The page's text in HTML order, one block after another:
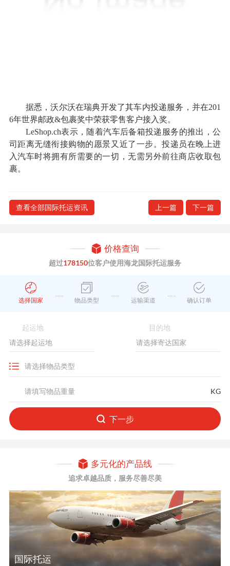
据悉，沃尔沃在瑞典开发了其车内投递服务，并在201
6年世界邮政&包裹奖中荣获零售客户接入奖。
LeShop.ch表示，随着汽车后备箱投递服务的推出，公
司距离无缝衔接购物的愿景又近了一步。投递员在晚上进
入汽车时将拥有所需要的一切，无需另外前往商店收取包
裹。
查看全部国际托运资讯 上一篇 下一篇
价格查询
超过178150位客户使用海龙国际托运服务
选择国家 物品类型 运输渠道 确认订单
起运地 目的地
KG
下一步
多元化的产品线
追求卓越品质，服务尽善尽美
国际托运